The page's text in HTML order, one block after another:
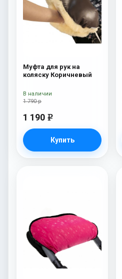
Муфта для рук на
коляску Коричневый
1 790 р
1 190 e
Купить
В наличии